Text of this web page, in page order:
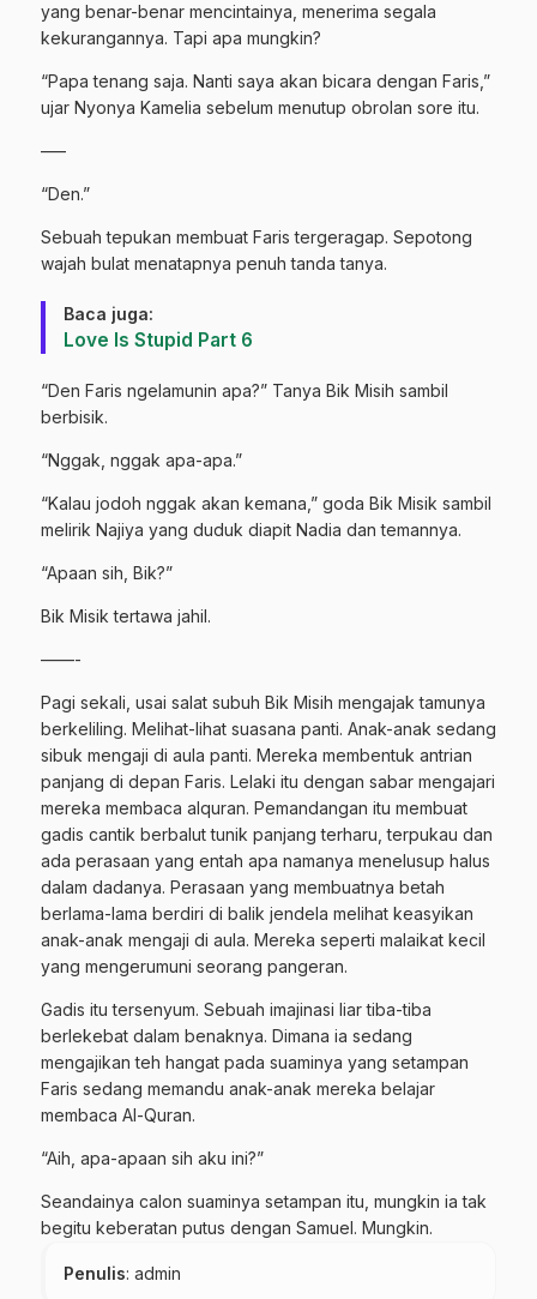
yang benar-benar mencintainya, menerima segala
kekurangannya. Tapi apa mungkin?
“Papa tenang saja. Nanti saya akan bicara dengan Faris,”
ujar Nyonya Kamelia sebelum menutup obrolan sore itu.
—–
“Den.”
Sebuah tepukan membuat Faris tergeragap. Sepotong
wajah bulat menatapnya penuh tanda tanya.
Baca juga:
Love Is Stupid Part 6
“Den Faris ngelamunin apa?” Tanya Bik Misih sambil
berbisik.
“Nggak, nggak apa-apa.”
“Kalau jodoh nggak akan kemana,” goda Bik Misik sambil
melirik Najiya yang duduk diapit Nadia dan temannya.
“Apaan sih, Bik?”
Bik Misik tertawa jahil.
——-
Pagi sekali, usai salat subuh Bik Misih mengajak tamunya
berkeliling. Melihat-lihat suasana panti. Anak-anak sedang
sibuk mengaji di aula panti. Mereka membentuk antrian
panjang di depan Faris. Lelaki itu dengan sabar mengajari
mereka membaca alquran. Pemandangan itu membuat
gadis cantik berbalut tunik panjang terharu, terpukau dan
ada perasaan yang entah apa namanya menelusup halus
dalam dadanya. Perasaan yang membuatnya betah
berlama-lama berdiri di balik jendela melihat keasyikan
anak-anak mengaji di aula. Mereka seperti malaikat kecil
yang mengerumuni seorang pangeran.
Gadis itu tersenyum. Sebuah imajinasi liar tiba-tiba
berlekebat dalam benaknya. Dimana ia sedang
mengajikan teh hangat pada suaminya yang setampan
Faris sedang memandu anak-anak mereka belajar
membaca Al-Quran.
“Aih, apa-apaan sih aku ini?”
Seandainya calon suaminya setampan itu, mungkin ia tak
begitu keberatan putus dengan Samuel. Mungkin.
Penulis: admin